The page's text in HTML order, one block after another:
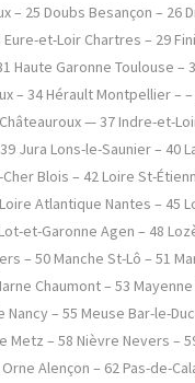
– 25 Doubs Besançon – 26
Eure-et-Loir Chartres – 29
Haute Garonne Toulouse –
– 34 Hérault Montpellier –
— 37 Indre-et-
Jura Lons-le-Saunier – 40
Blois – 42 Loire St-
Atlantique Nantes – 45
et-Garonne Agen – 48
– 50 Manche St-Lô – 51
Chaumont – 53
– 55 Meuse Bar-le-
Metz – 58 Nièvre Nevers –
Alençon – 62 Pas-de-